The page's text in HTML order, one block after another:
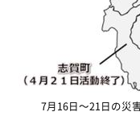
7月16日～21日の災